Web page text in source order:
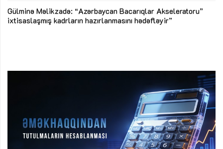
Gülminə Məlikzadə: “Azərbaycan Bacarıqlar Akseleratoru”
ixtisaslaşmış kadrların hazırlanmasını hədəfləyir”